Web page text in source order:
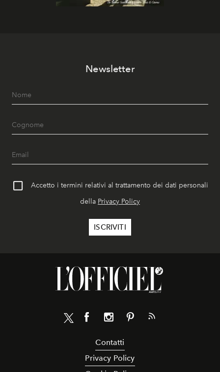
Newsletter
Accetto i termini relativi al trattamento dei dati personali
della Privacy Policy
Contatti
Privacy Policy